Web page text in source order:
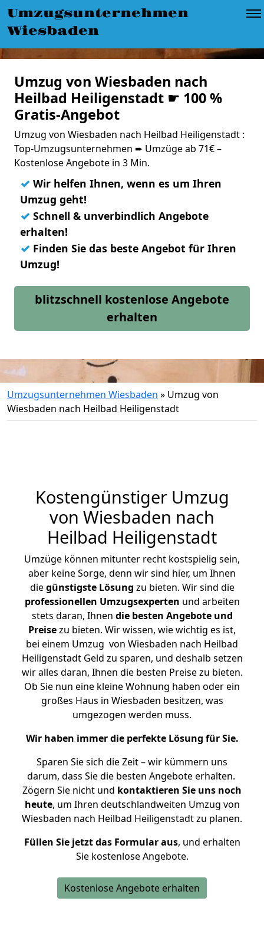
Umzugsunternehmen
Wiesbaden
Umzug von Wiesbaden nach
Heilbad Heiligenstadt ☛ 100 %
Gratis-Angebot
Umzug von Wiesbaden nach Heilbad Heiligenstadt :
Top-Umzugsunternehmen ➨ Umzüge ab 71€ –
Kostenlose Angebote in 3 Min.
✓ Wir helfen Ihnen, wenn es um Ihren
Umzug geht!
✓ Schnell & unverbindlich Angebote
erhalten!
✓ Finden Sie das beste Angebot für Ihren
Umzug!
blitzschnell kostenlose Angebote
erhalten
Umzugsunternehmen Wiesbaden » Umzug von
Wiesbaden nach Heilbad Heiligenstadt
Kostengünstiger Umzug
von Wiesbaden nach
Heilbad Heiligenstadt
Umzüge können mitunter recht kostspielig sein,
aber keine Sorge, denn wir sind hier, um Ihnen
diegünstigste Lösung zu bieten. Wir sind die
professionellen Umzugsexperten und arbeiten
stets daran, Ihnen die besten Angebote und
Preisezu bieten. Wir wissen, wie wichtig es ist,
bei einem Umzug von Wiesbaden nach Heilbad
Heiligenstadt Geld zu sparen, und deshalb setzen
wir alles daran, Ihnen die besten Preise zu bieten.
Ob Sie nun eine kleine Wohnung haben oder ein
großes Haus in Wiesbaden besitzen, was
umgezogen werden muss.
Wir haben immer die perfekte Lösung für Sie.
Sparen Sie sich die Zeit – wir kümmern uns
darum, dass Sie die besten Angebote erhalten.
Zögern Sie nicht und kontaktieren Sie uns noch
heute, um Ihren deutschlandweiten Umzug von
Wiesbaden nach Heilbad Heiligenstadt zu planen.
Füllen Sie jetzt das Formular aus, und erhalten
Sie kostenlose Angebote.
Kostenlose Angebote erhalten